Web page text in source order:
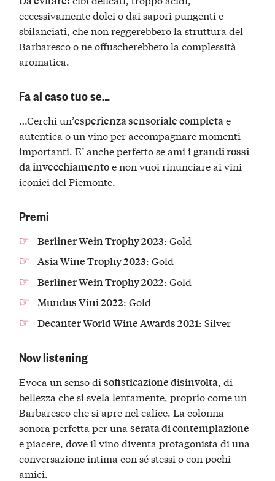
eccessivamente dolci o dai sapori pungenti e
sbilanciati, che non reggerebbero la struttura del
Barbaresco o ne offuscherebbero la complessità
aromatica.
Fa al caso tuo se…
…Cerchi un’esperienza sensoriale completae
autentica o un vino per accompagnare momenti
importanti. E’ anche perfetto se ami igrandi rossi
da invecchiamentoe non vuoi rinunciare ai vini
iconici del Piemonte.
Premi
Berliner Wein Trophy 2023: Gold
Asia Wine Trophy 2023: Gold
Berliner Wein Trophy 2022: Gold
Mundus Vini 2022: Gold
Decanter World Wine Awards 2021: Silver
Now listening
Evoca un senso disofisticazione disinvolta, di
bellezza che si svela lentamente, proprio come un
Barbaresco che si apre nel calice. La colonna
sonora perfetta per unaserata di contemplazione
e piacere, dove il vino diventa protagonista di una
conversazione intima con sé stessi o con pochi
amici.